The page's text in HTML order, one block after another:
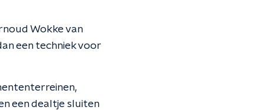
Wokke van
een techniek voor
een dealtje sluiten